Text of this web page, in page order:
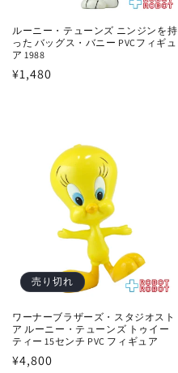
ルーニー・テューンズ ニンジンを持
った バッグス・バニー PVCフィギュ
ア 1988
通
¥1,480
売り切れ
ワーナーブラザーズ・スタジオスト
ア ルーニー・テューンズ トゥイー
ティー 15センチ PVC フィギュア
通
¥4,800